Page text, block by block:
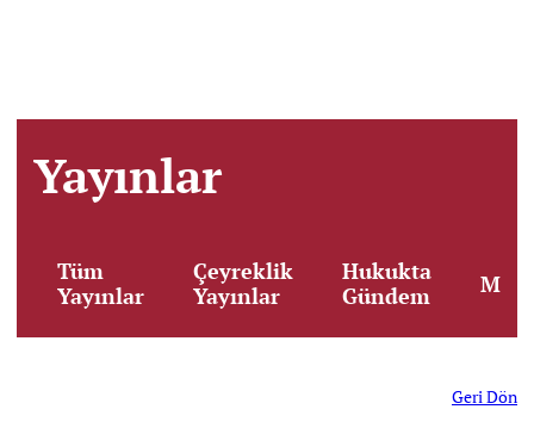
Yayınlar
Tüm
Yayınlar
Çeyreklik
Yayınlar
Hukukta
Gündem
Geri Dön